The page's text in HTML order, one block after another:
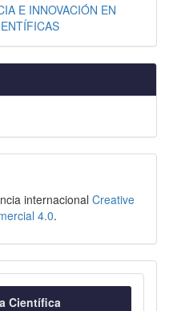
E INNOVACIÓN EN
internacional Creative
4.0.
Científica